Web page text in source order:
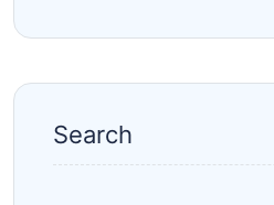
Search